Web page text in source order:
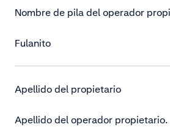
Nombre de pila del operador
Fulanito
Apellido del propietario
Apellido del operador propietario.